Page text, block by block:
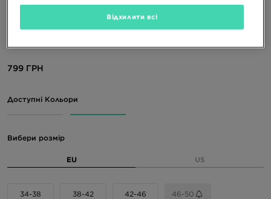
799 ГРН
Доступні Кольори
Вибери розмір
EU US
34-38 38-42 42-46 46-50
Відхилити всі